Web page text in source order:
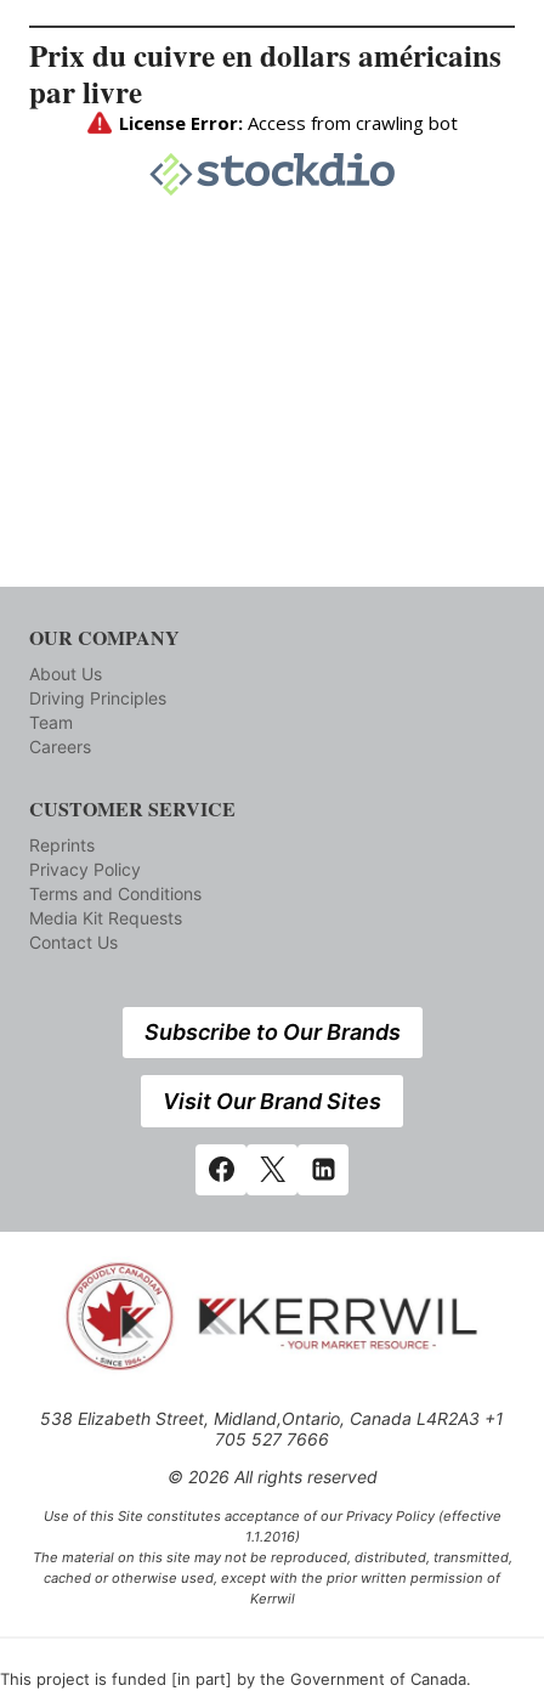
Prix du cuivre en dollars américains
par livre
OUR COMPANY
About Us
Driving Principles
Team
Careers
CUSTOMER SERVICE
Reprints
Privacy Policy
Terms and Conditions
Media Kit Requests
Contact Us
Subscribe to Our Brands
Visit Our Brand Sites
538 Elizabeth Street, Midland,Ontario, Canada L4R2A3 +1
705 527 7666
© 2026 All rights reserved
Use of this Site constitutes acceptance of our Privacy Policy (effective
1.1.2016)
The material on this site may not be reproduced, distributed, transmitted,
cached or otherwise used, except with the prior written permission of
Kerrwil
This project is funded [in part] by the Government of Canada.